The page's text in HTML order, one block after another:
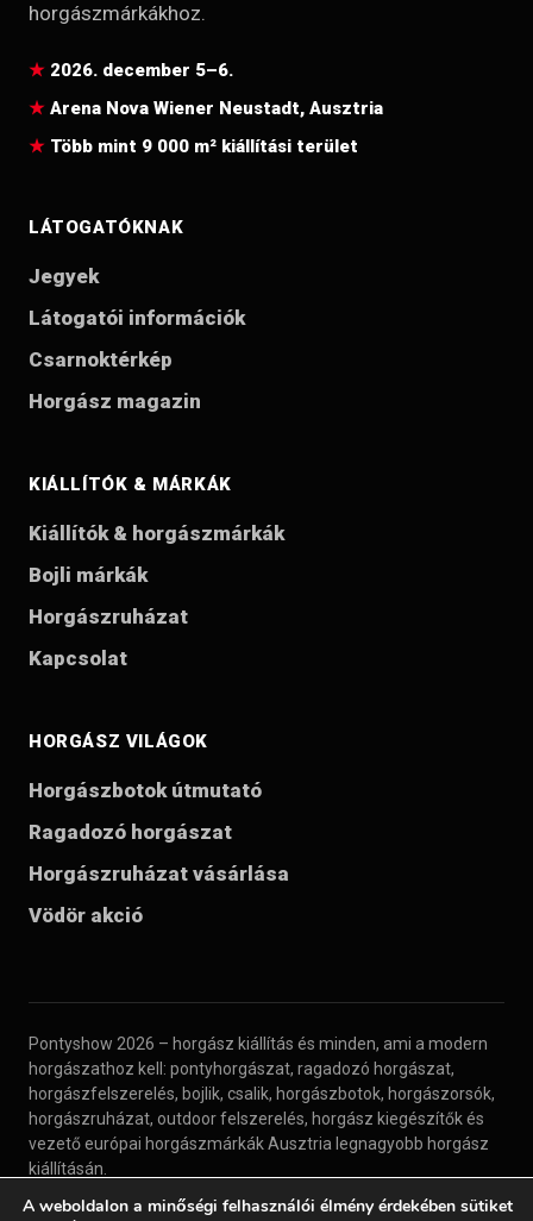
A weboldalon a minőségi felhasználói élmény érdekében sütiket
horgászmárkákhoz.
2026. december 5–6.
Arena Nova Wiener Neustadt, Ausztria
Több mint 9 000 m² kiállítási terület
LÁTOGATÓKNAK
Jegyek
Látogatói információk
Csarnoktérkép
Horgász magazin
KIÁLLÍTÓK & MÁRKÁK
Kiállítók & horgászmárkák
Bojli márkák
Horgászruházat
Kapcsolat
HORGÁSZ VILÁGOK
Horgászbotok útmutató
Ragadozó horgászat
Horgászruházat vásárlása
Vödör akció
Pontyshow 2026 – horgász kiállítás és minden, ami a modern
horgászathoz kell: pontyhorgászat, ragadozó horgászat,
horgászfelszerelés, bojlik, csalik, horgászbotok, horgászorsók,
horgászruházat, outdoor felszerelés, horgász kiegészítők és
vezető európai horgászmárkák Ausztria legnagyobb horgász
kiállításán.